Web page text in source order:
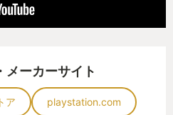
メーカーサイト
ア playstation.com